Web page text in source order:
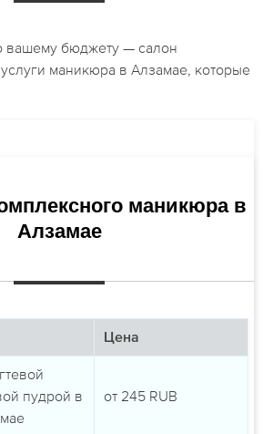
вашему бюджету — салон
маникюра в Алзамае, которые
маникюра в
Алзамае
Цена
пудрой в
от 245 RUB